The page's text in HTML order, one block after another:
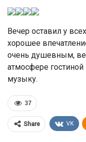
Вечер оставил у
хорошее
очень душевным,
атмосфере
музыку.
37
Share VK